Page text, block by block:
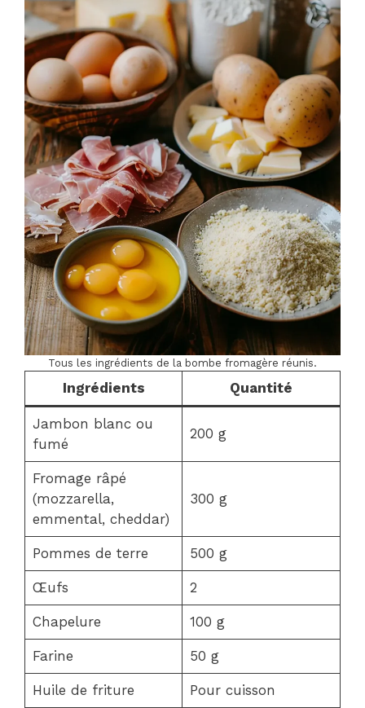
Tous les ingrédients de la bombe fromagère réunis.
Ingrédients Quantité
Jambon blanc ou
fumé
200 g
Fromage râpé
(mozzarella,
emmental, cheddar)
300 g
Pommes de terre 500 g
Œufs 2
Chapelure 100 g
Farine 50 g
Huile de friture Pour cuisson